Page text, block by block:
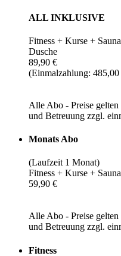
ALL INKLUSIVE
Fitness + Kurse +
Dusche
89,90 €
(Einmalzahlung: 485,00
Alle Abo - Preise
und Betreuung zzgl.
Monats Abo
(Laufzeit 1 Monat)
Fitness + Kurse +
59,90 €
Alle Abo - Preise
und Betreuung zzgl.
Fitness